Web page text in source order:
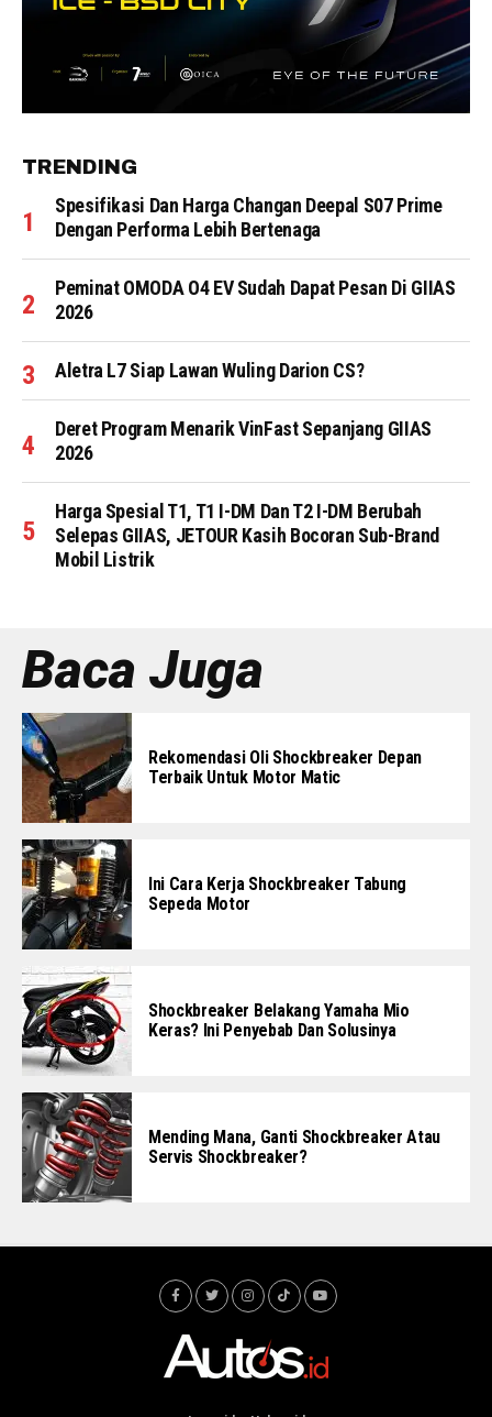
TRENDING
Spesifikasi Dan Harga Changan Deepal S07 Prime
Dengan Performa Lebih Bertenaga
Peminat OMODA O4 EV Sudah Dapat Pesan Di GIIAS
2026
Aletra L7 Siap Lawan Wuling Darion CS?
Deret Program Menarik VinFast Sepanjang GIIAS
2026
Harga Spesial T1, T1 I-DM Dan T2 I-DM Berubah
Selepas GIIAS, JETOUR Kasih Bocoran Sub-Brand
Mobil Listrik
Baca Juga
Rekomendasi Oli Shockbreaker Depan
Terbaik Untuk Motor Matic
Ini Cara Kerja Shockbreaker Tabung
Sepeda Motor
Shockbreaker Belakang Yamaha Mio
Keras? Ini Penyebab Dan Solusinya
Mending Mana, Ganti Shockbreaker Atau
Servis Shockbreaker?